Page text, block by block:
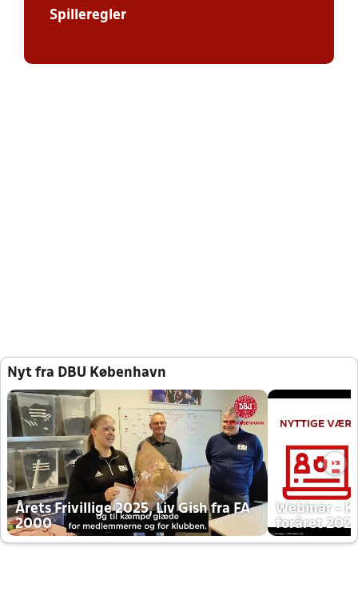
Spilleregler
Nyt fra DBU København
Årets Frivillige 2025, Liv Gish fra FA
2000
Webinar -
foråret